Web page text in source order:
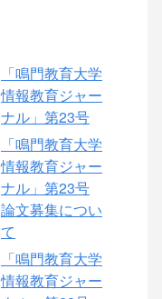
「鳴門教育大学
情報教育ジャー
ナル」第23号
「鳴門教育大学
情報教育ジャー
ナル」第23号
論文募集につい
て
「鳴門教育大学
情報教育ジャー